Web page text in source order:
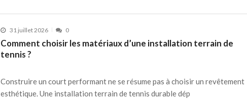
31 juillet 2026 0
Comment choisir les matériaux d’une installation terrain de
tennis ?
Construire un court performant ne se résume pas à choisir un revêtement
esthétique. Une installation terrain de tennis durable dép